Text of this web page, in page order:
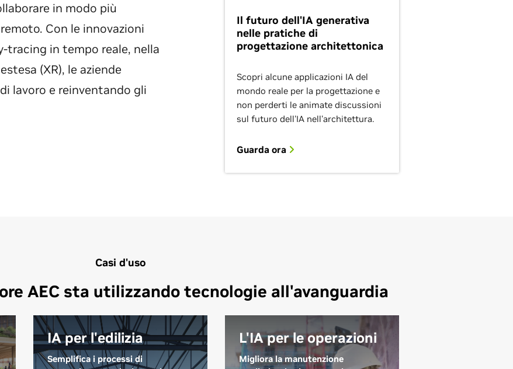
in modo più
Con le innovazioni
tracing in tempo reale, nella
(XR), le aziende
lavoro e reinventando gli
Il futuro dell'IA generativa
nelle pratiche di
progettazione architettonica
Scopri alcune applicazioni IA del
mondo reale per la progettazione e
non perderti le animate discussioni
sul futuro dell'IA nell'architettura.
Guarda ora
Casi d'uso
AEC sta utilizzando tecnologie all'avanguardia
IA per l'edilizia
Semplifica i processi di
L'IA per le operazioni
Migliora la manutenzione